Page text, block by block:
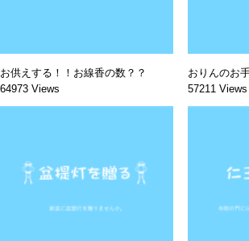
お供えする！！お線香の数？？
64973 Views
おりんのお
57211 Views